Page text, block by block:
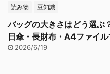
読み物 豆知識
バッグの大きさはどう選ぶ
日傘・長財布・A4ファイ
2026/6/19